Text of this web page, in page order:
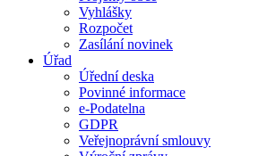
Vyhlášky
Rozpočet
Zasílání novinek
Úřad
Úřední deska
Povinné informace
e-Podatelna
GDPR
Veřejnoprávní smlouvy